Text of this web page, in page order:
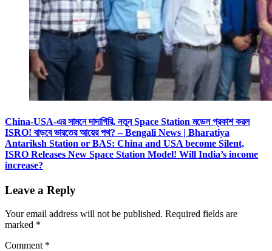
China-USA-এর সামনে দাদাগিরি, নতুন Space Station মডেল প্রকাশ করল
ISRO! বাড়বে ভারতের আয়ের পথ? – Bengali News | Bharatiya
Antariksh Station or BAS: China and USA become Silent,
ISRO Releases New Space Station Model! Will India’s income
increase?
Leave a Reply
Your email address will not be published. Required fields are
marked *
Comment *